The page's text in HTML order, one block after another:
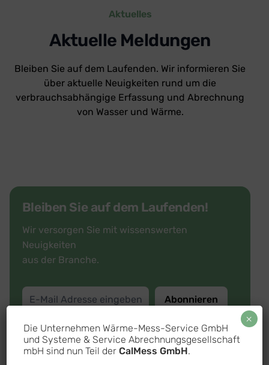
Aktuelles
Aktuelle Meldungen
Bleiben Sie auf dem Laufenden. Wir informieren Sie
über aktuelle Neuigkeiten rund um die
verbrauchsabhängige Erfassung und Abrechnung
von Wasser und Wärme.
Bleiben Sie auf dem Laufenden!
Wir versorgen Sie mit wissenswerten
Neuigkeiten
aus der Branche.
Abonnieren
Mit Eingabe Ihrer E-Mail-Adresse stimmen Sie der
Zusendung des Newsletters durch die CalMess GmbH
Wärmemeßdienst zu. Diese Einwilligung ist freiwillig und
Die Unternehmen Wärme-Mess-Service GmbH
und Systeme & Service Abrechnungsgesellschaft
mbH sind nun Teil derCalMess GmbH.
×